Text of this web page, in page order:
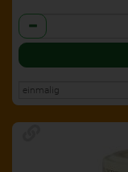
Anzahl